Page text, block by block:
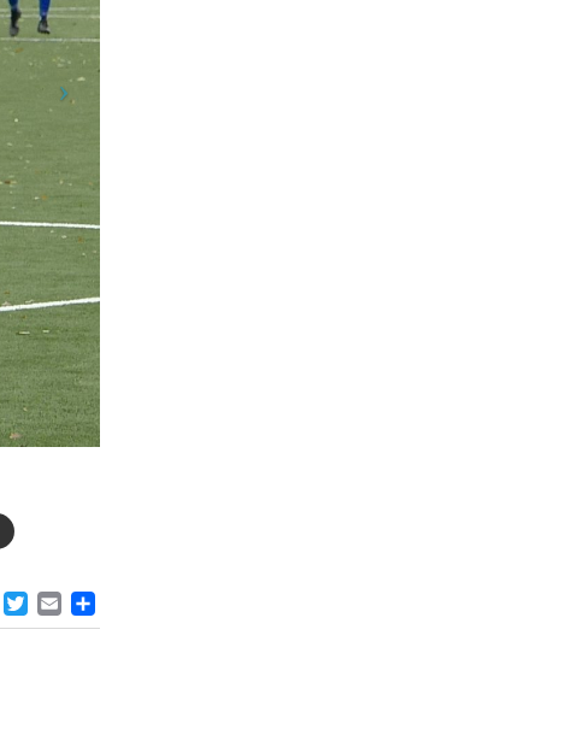
FACEBOOK
TWITTER
EMAIL